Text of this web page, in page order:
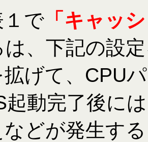
で 「キャッ
は、下記の設
拡げて、CPU
起動完了後に
どが発生す